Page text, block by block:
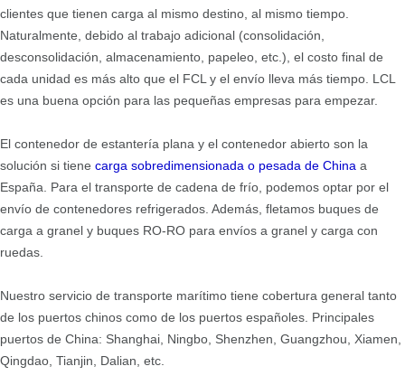
clientes que tienen carga al mismo destino, al mismo tiempo.
Naturalmente, debido al trabajo adicional (consolidación,
desconsolidación, almacenamiento, papeleo, etc.), el costo final de
cada unidad es más alto que el FCL y el envío lleva más tiempo. LCL
es una buena opción para las pequeñas empresas para empezar.
El contenedor de estantería plana y el contenedor abierto son la
solución si tiene carga sobredimensionada o pesada de China a
España. Para el transporte de cadena de frío, podemos optar por el
envío de contenedores refrigerados. Además, fletamos buques de
carga a granel y buques RO-RO para envíos a granel y carga con
ruedas.
Nuestro servicio de transporte marítimo tiene cobertura general tanto
de los puertos chinos como de los puertos españoles. Principales
puertos de China: Shanghai, Ningbo, Shenzhen, Guangzhou, Xiamen,
Qingdao, Tianjin, Dalian, etc.